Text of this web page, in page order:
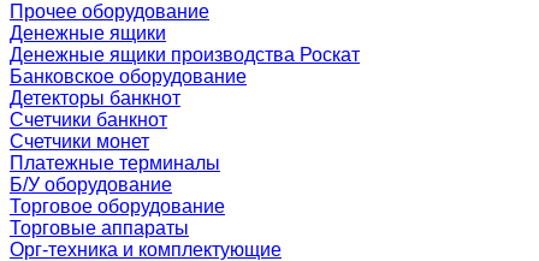
Прочее оборудование
Денежные ящики
Денежные ящики производства Роскат
Банковское оборудование
Детекторы банкнот
Счетчики банкнот
Счетчики монет
Платежные терминалы
Б/У оборудование
Торговое оборудование
Торговые аппараты
Орг-техника и комплектующие